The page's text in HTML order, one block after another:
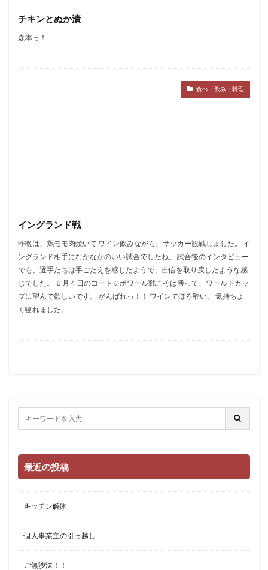
チキンとぬか漬
森本っ！
食べ・飲み・料理
イングランド戦
昨晩は、鶏モモ肉焼いて ワイン飲みながら、サッカー観戦しました。 イ
ングランド相手になかなかのいい試合でしたね。 試合後のインタビュー
でも、選手たちは手ごたえを感じたようで、自信を取り戻したような感
じでした。 ６月４日のコートジボワール戦こそは勝って、ワールドカッ
プに望んで欲しいです。 がんばれっ！！ ワインでほろ酔い。 気持ちよ
く寝れました。
最近の投稿
キッチン解体
個人事業主の引っ越し
ご無沙汰！！